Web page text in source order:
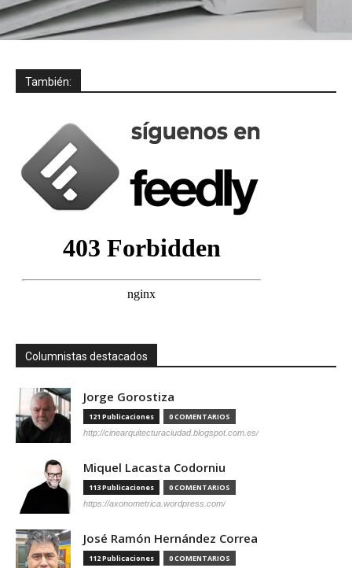
También:
Columnistas destacados
Jorge Gorostiza
121 Publicaciones 0 COMENTARIOS
http://cinearquitecturaciudad.blogspot.com.es/
Miquel Lacasta Codorniu
113 Publicaciones 0 COMENTARIOS
https://axonometrica.wordpress.com/
José Ramón Hernández Correa
112 Publicaciones 0 COMENTARIOS